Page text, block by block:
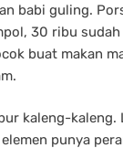
babi guling.
30 ribu sudah
buat makan
kaleng-kaleng.
punya